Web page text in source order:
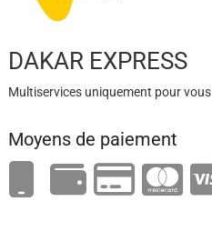
DAKAR EXPRESS
Multiservices uniquement pour vous
Moyens de paiement